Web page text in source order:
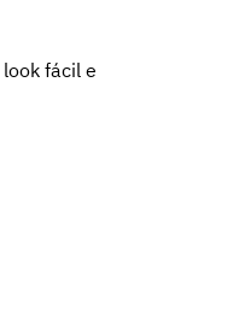
fácil e